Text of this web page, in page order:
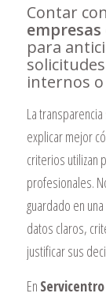
Contar
empresas
para
internos o
La
explicar mejor
criterios utilizan
profesionales.
guardado en
datos claros,
justificar sus
En Servicentro